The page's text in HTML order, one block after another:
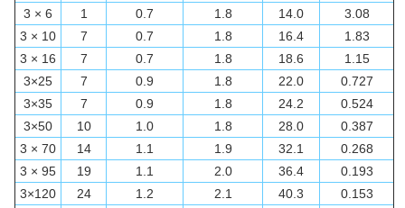
3 × 6
1 0.7 1.8 14.0
3.08
3 × 10
7 0.7 1.8 16.4
1.83
3 × 16
7 0.7 1.8 18.6
1.15
3×25
7 0.9 1.8 22.0
0.727
3×35
7 0.9 1.8 24.2
0.524
3×50
10 1.0 1.8 28.0
0.387
3 × 70
14 1.1 1.9 32.1
0.268
3 × 95
19 1.1 2.0 36.4
0.193
3×120
24 1.2 2.1 40.3
0.153